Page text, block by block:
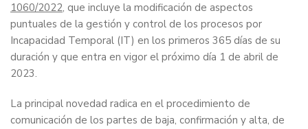
1060/2022, que incluye la modificación de aspectos
puntuales de la gestión y control de los procesos por
Incapacidad Temporal (IT) en los primeros 365 días de su
duración y que entra en vigor el próximo día 1 de abril de
2023.
La principal novedad radica en el procedimiento de
comunicación de los partes de baja, confirmación y alta, de